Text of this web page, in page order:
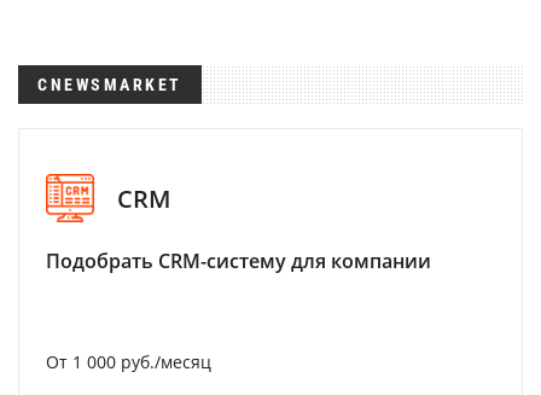
CNEWSMARKET
CRM
Подобрать CRM-систему для компании
От 1 000 руб./месяц